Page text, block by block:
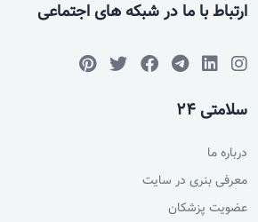
ارتباط با ما در شبکه های اجتماعی
سلامتی 24
درباره ما
معرفی بنری در سایت
عضویت پزشکان